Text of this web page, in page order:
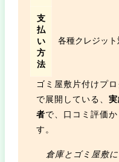
支
払
い
方
法
各種クレジッ
ゴミ屋敷片付けプ
で展開している、
者で、口コミ評価
す。
倉庫とゴミ屋敷